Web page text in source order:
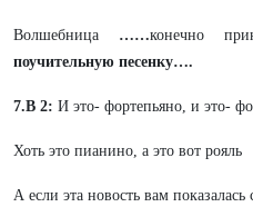
Волшебница ……конечно
поучительную песенку….
7.В 2: И это- фортепьяно, и это-
Хоть это пианино, а это вот рояль
А если эта новость вам показалась